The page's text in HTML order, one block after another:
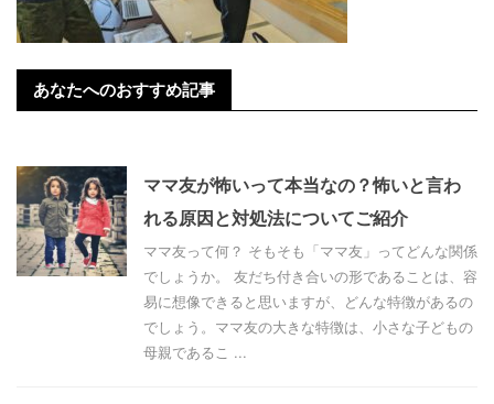
あなたへのおすすめ記事
ママ友が怖いって本当なの？怖いと言わ
れる原因と対処法についてご紹介
ママ友って何？ そもそも「ママ友」ってどんな関係
でしょうか。 友だち付き合いの形であることは、容
易に想像できると思いますが、どんな特徴があるの
でしょう。ママ友の大きな特徴は、小さな子どもの
母親であるこ ...